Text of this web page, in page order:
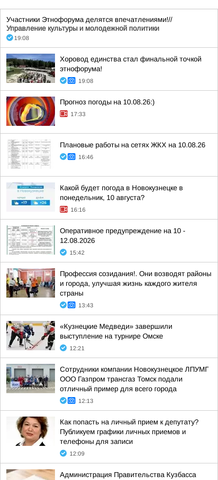
Участники Этнофорума делятся впечатлениями!//
Управление культуры и молодежной политики
19:08
Хоровод единства стал финальной точкой
этнофорума!
19:08
Прогноз погоды на 10.08.26:)
17:33
Плановые работы на сетях ЖКХ на 10.08.26
16:46
Какой будет погода в Новокузнецке в
понедельник, 10 августа?
16:16
Оперативное предупреждение на 10 -
12.08.2026
15:42
Профессия созидания!. Они возводят районы
и города, улучшая жизнь каждого жителя
страны
13:43
«Кузнецкие Медведи» завершили
выступление на турнире Омске
12:21
Сотрудники компании Новокузнецкое ЛПУМГ
ООО Газпром трансгаз Томск подали
отличный пример для всего города
12:13
Как попасть на личный прием к депутату?
Публикуем графики личных приемов и
телефоны для записи
12:09
Администрация Правительства Кузбасса